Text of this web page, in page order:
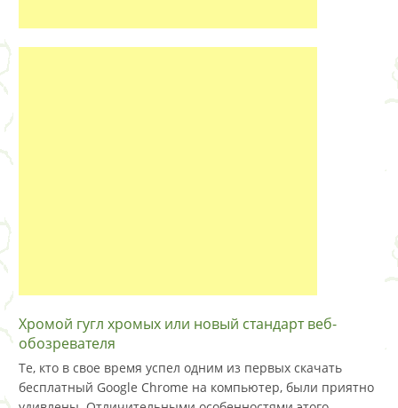
Хромой гугл хромых или новый стандарт веб-
обозревателя
Те, кто в свое время успел одним из первых скачать
бесплатный Google Chrome на компьютер, были приятно